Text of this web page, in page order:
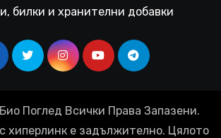
билки и хранителни добавки
Поглед Всички Права Запазени.
хиперлинк е задължително. Цялото